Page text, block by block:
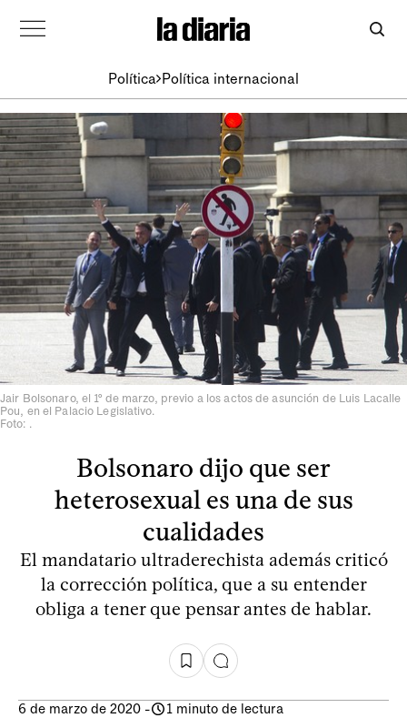
Política Política internacional
Jair Bolsonaro, el 1º de marzo, previo a los actos de asunción de Luis Lacalle
Pou, en el Palacio Legislativo.
Foto: .
Bolsonaro dijo que ser
heterosexual es una de sus
cualidades
El mandatario ultraderechista además criticó
la corrección política, que a su entender
obliga a tener que pensar antes de hablar.
6 de marzo de 2020 - 1 minuto de lectura